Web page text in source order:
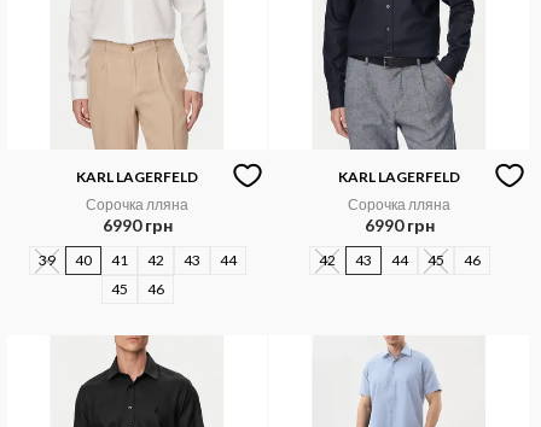
KARL LAGERFELD
Сорочка лляна
6990 грн
39 40 41 42 43
44
45
46
KARL LAGERFELD
Сорочка лляна
6990 грн
42 43 44 45 46